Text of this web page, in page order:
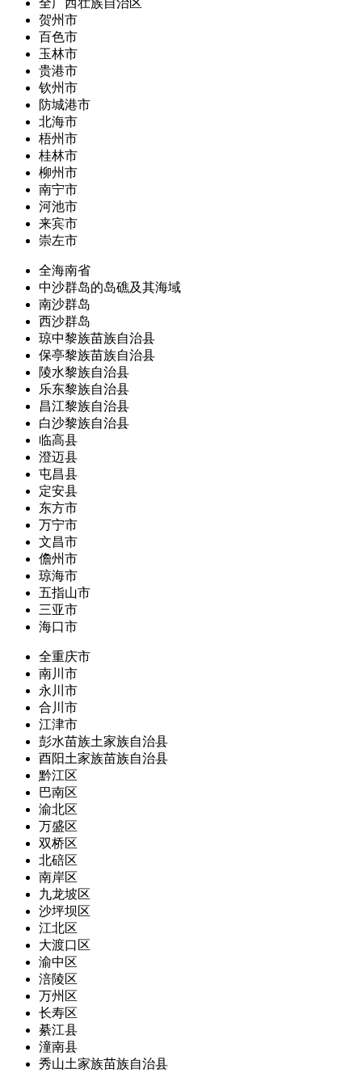
全广西壮族自治区
贺州市
百色市
玉林市
贵港市
钦州市
防城港市
北海市
梧州市
桂林市
柳州市
南宁市
河池市
来宾市
崇左市
全海南省
中沙群岛的岛礁及其海域
南沙群岛
西沙群岛
琼中黎族苗族自治县
保亭黎族苗族自治县
陵水黎族自治县
乐东黎族自治县
昌江黎族自治县
白沙黎族自治县
临高县
澄迈县
屯昌县
定安县
东方市
万宁市
文昌市
儋州市
琼海市
五指山市
三亚市
海口市
全重庆市
南川市
永川市
合川市
江津市
彭水苗族土家族自治县
酉阳土家族苗族自治县
黔江区
巴南区
渝北区
万盛区
双桥区
北碚区
南岸区
九龙坡区
沙坪坝区
江北区
大渡口区
渝中区
涪陵区
万州区
长寿区
綦江县
潼南县
秀山土家族苗族自治县